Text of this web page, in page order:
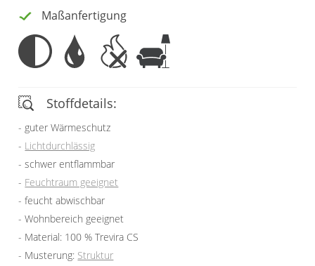
Maßanfertigung
Stoffdetails:
guter Wärmeschutz
Lichtdurchlässig
schwer entflammbar
Feuchtraum geeignet
feucht abwischbar
Wohnbereich geeignet
Material: 100 % Trevira CS
Musterung: Struktur